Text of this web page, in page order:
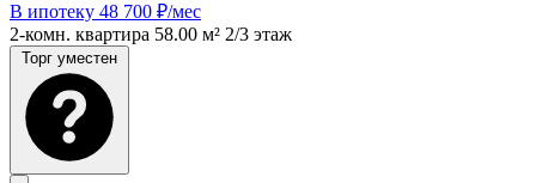
В ипотеку 48 700 ₽/мес
2-комн. квартира 58.00 м² 2/3 этаж
Торг уместен